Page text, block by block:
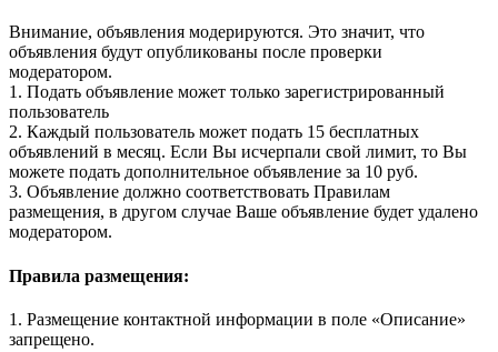
Внимание, объявления модерируются. Это значит, что
объявления будут опубликованы после проверки
модератором.
1. Подать объявление может только зарегистрированный
пользователь
2. Каждый пользователь может подать 15 бесплатных
объявлений в месяц. Если Вы исчерпали свой лимит, то Вы
можете подать дополнительное объявление за 10 руб.
3. Объявление должно соответствовать Правилам
размещения, в другом случае Ваше объявление будет удалено
модератором.
Правила размещения:
1. Размещение контактной информации в поле «Описание»
запрещено.